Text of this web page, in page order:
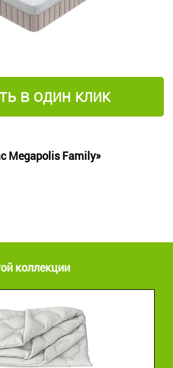
в один клик
Megapolis Family»
коллекции